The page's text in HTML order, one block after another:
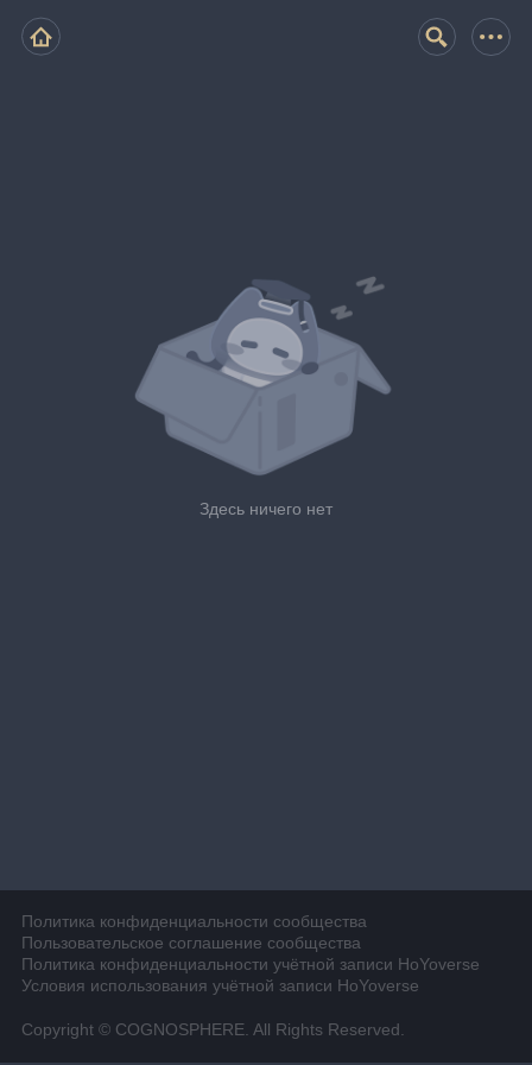
Здесь ничего нет
Политика конфиденциальности сообщества
Пользовательское соглашение сообщества
Политика конфиденциальности учётной записи HoYoverse
Условия использования учётной записи HoYoverse
Copyright © COGNOSPHERE. All Rights Reserved.